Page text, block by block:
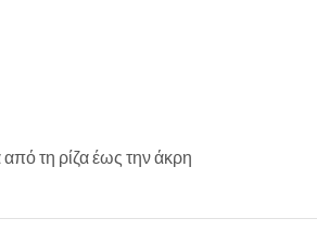
τη ρίζα έως την άκρη